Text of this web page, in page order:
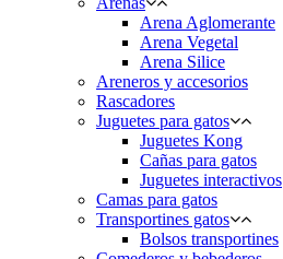
Arena Aglomerante
Arena Vegetal
Arena Silice
Areneros y accesorios
Rascadores
Juguetes para gatos
Juguetes Kong
Cañas para gatos
Juguetes interactivos
Camas para gatos
Transportines gatos
Bolsos transportines